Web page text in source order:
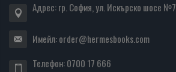
Адрес: гр. София, ул. Искърско шосе №7
Имейл:order@hermesbooks.com
Телефон:0700 17 666